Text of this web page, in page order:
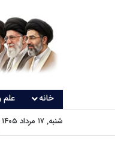
خانه علم
شنبه, ۱۷ مرداد ۱۴۰۵